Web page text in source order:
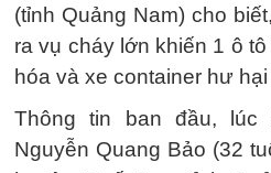
(tỉnh Quảng Nam) cho
ra vụ cháy lớn khiến 1 ô
hóa và xe container hư
Thông tin ban đầu, lúc
Nguyễn Quang Bảo (32